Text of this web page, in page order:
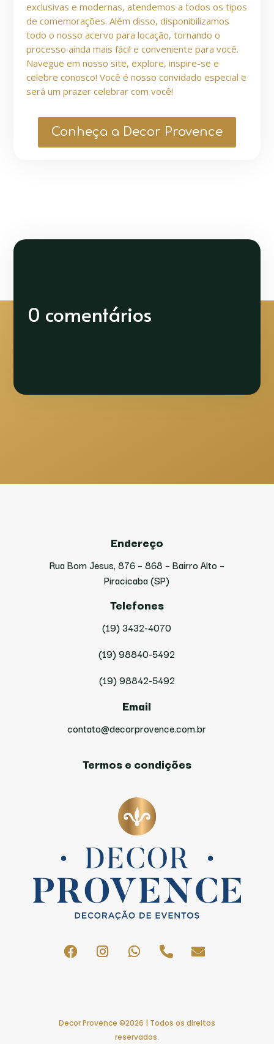
exclusivas e modernas, atendemos a todos os tipos
de comemorações. Além disso, disponibilizamos
todo o nosso acervo para locação, tornando o
processo ainda mais fácil e conveniente para você.
Navegue em nosso site, explore, inspire-se e
celebre conosco! Você é nosso convidado especial e
será um prazer celebrar com você!
Conheça a Decor Provence
0 comentários
Endereço
Rua Bom Jesus, 876 – 868 – Bairro Alto –
Piracicaba (SP)
Telefones
(19) 3432-4070
(19) 98840-5492
(19) 98842-5492
Email
contato@decorprovence.com.br
Termos e condições
Decor Provence ©2026 | Todos os direitos
reservados.